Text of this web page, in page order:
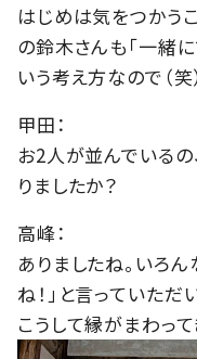
はじめは気をつかう
の鈴木さんも「一緒
いう考え方なので（笑
甲田：
お2人が並んでいるの
りましたか？
高峰：
ありましたね。いろ
ね！」と言っていただ
こうして縁がまわっ